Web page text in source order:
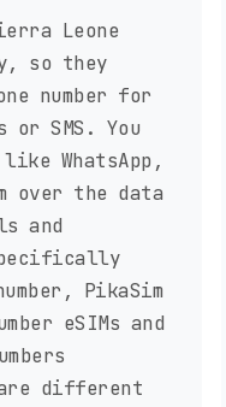
Leone
so they
number for
SMS. You
WhatsApp,
over the data
and
PikaSim
eSIMs and
different